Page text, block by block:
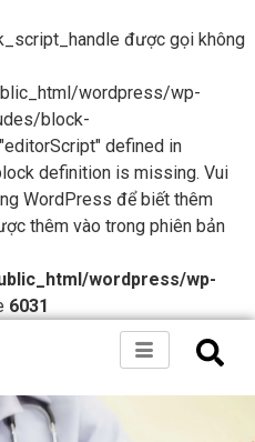
được gọi không
wordpress/wp-
block-
defined in
definition is missing. Vui
WordPress để biết thêm
thêm vào trong phiên bản
wordpress/wp-
6031